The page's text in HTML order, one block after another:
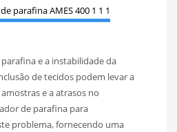
e a instabilidade da
de tecidos podem levar a
e a atrasos no
de parafina para
problema, fornecendo uma